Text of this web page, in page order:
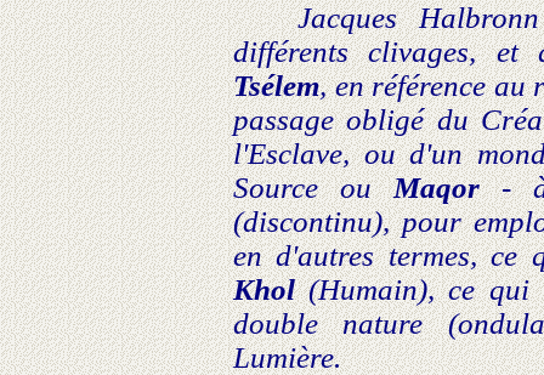
Jacques
différents clivages, et
Tsélem, en référence au
passage obligé du
l'Esclave, ou d'un
Source ouMaqor- à
(discontinu), pour
en d'autres termes, ce
Khol(Humain), ce qui
double nature
Lumière.